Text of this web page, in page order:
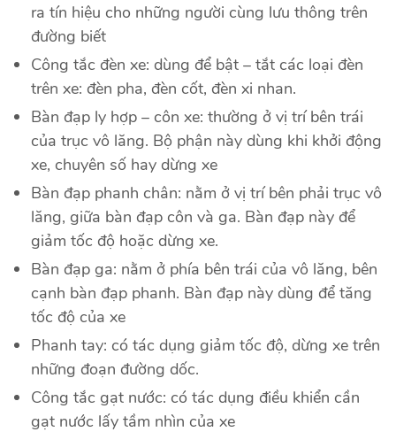
ra tín hiệu cho những người cùng lưu thông trên
đường biết
Công tắc đèn xe: dùng để bật – tắt các loại đèn
trên xe: đèn pha, đèn cốt, đèn xi nhan.
Bàn đạp ly hợp – côn xe: thường ở vị trí bên trái
của trục vô lăng. Bộ phận này dùng khi khởi động
xe, chuyên số hay dừng xe
Bàn đạp phanh chân: nằm ở vị trí bên phải trục vô
lăng, giữa bàn đạp côn và ga. Bàn đạp này để
giảm tốc độ hoặc dừng xe.
Bàn đạp ga: nằm ở phía bên trái của vô lăng, bên
cạnh bàn đạp phanh. Bàn đạp này dùng để tăng
tốc độ của xe
Phanh tay: có tác dụng giảm tốc độ, dừng xe trên
những đoạn đường dốc.
Công tắc gạt nước: có tác dụng điều khiển cần
gạt nước lấy tầm nhìn của xe